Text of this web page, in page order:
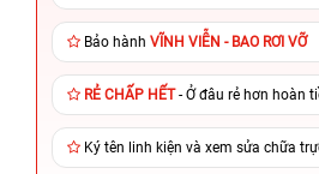
Bảo hành VĨNH VIỄN - BAO RƠI VỠ
RẺ CHẤP HẾT- Ở đâu rẻ hơn hoàn
Ký tên linh kiện và xem sửa chữa